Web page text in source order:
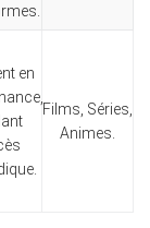
en
Films, Séries,
Animes.